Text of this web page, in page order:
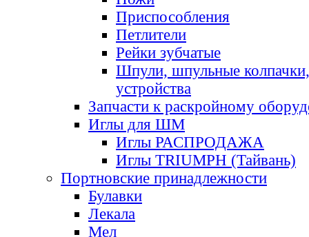
Приспособления
Петлители
Рейки зубчатые
Шпули, шпульные
устройства
Запчасти к раскройному
Иглы для ШМ
Иглы РАСПРОДАЖА
Иглы TRIUMPH (Тайвань)
Портновские принадлежности
Булавки
Лекала
Мел